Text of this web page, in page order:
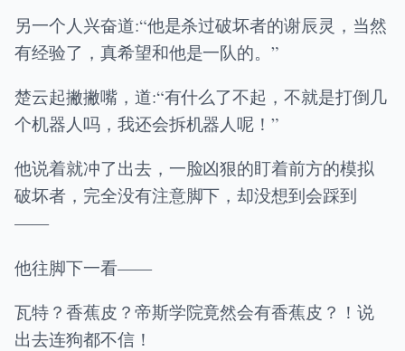
另一个人兴奋道:“他是杀过破坏者的谢辰灵，当然
有经验了，真希望和他是一队的。”
楚云起撇撇嘴，道:“有什么了不起，不就是打倒几
个机器人吗，我还会拆机器人呢！”
他说着就冲了出去，一脸凶狠的盯着前方的模拟
破坏者，完全没有注意脚下，却没想到会踩到
——
他往脚下一看——
瓦特？香蕉皮？帝斯学院竟然会有香蕉皮？！说
出去连狗都不信！